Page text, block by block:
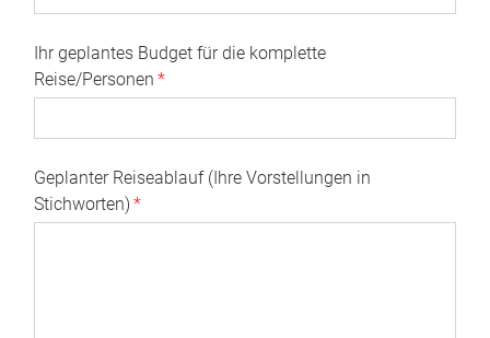
Ihr geplantes Budget für die komplette
Reise/Personen *
Geplanter Reiseablauf (Ihre Vorstellungen in
Stichworten) *